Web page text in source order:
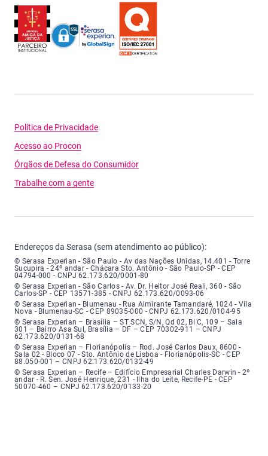
Política de Privacidade
Acesso ao Procon
Órgãos de Defesa do Consumidor
Trabalhe com a gente
Endereços da Serasa (sem atendimento ao público):
Serasa Experian - São Paulo - Endereço: Avenida das Nações Unidas,
© Serasa Experian - São Paulo - Av das Nações Unidas, 14.401 - Torre
Sucupira - 24º andar - Chácara Sto. Antônio - São Paulo-SP - CEP
04794-000 - CNPJ 62.173.620/0001-80
Serasa Experian - São Carlos - Endereço: Avenida Doutor Heitor José
© Serasa Experian - São Carlos - Av. Dr. Heitor José Reali, 360 - São
Carlos-SP - CEP 13571-385 - CNPJ 62.173.620/0093-06
Serasa Experian - Blumenau - Endereço: Rua Almirante Tamandaré,
© Serasa Experian - Blumenau - Rua Almirante Tamandaré, 1024 - Vila
Nova - Blumenau-SC - CEP 89035-000 - CNPJ 62.173.620/0104-95
Serasa Experian - Brasília, Endereço: Setor Comercial Norte, sem
© Serasa Experian – Brasília – ST SCN, S/N, Qd 02, Bl C, 109 – Sala
301 – Bairro Asa Sul, Brasília – DF – CEP 70302-911 – CNPJ
62.173.620/0131-68
Serasa Experian - Florianópolis, Endereço: Rodovia José Carlos, número
© Serasa Experian – Florianópolis – Rod. José Carlos Daux, 8600 -
Sala 02 - Bloco 07 - Sto. Antônio de Lisboa - Florianópolis-SC - CEP
88.050-001 – CNPJ 62.173.620/0132-49
Serasa Experian - Recife, Endereço: Edifício Empresarial Charles Darwin,
© Serasa Experian – Recife – Edifício Empresarial Charles Darwin - 2º
andar - R. Sen. José Henrique, 231 - Ilha do Leite, Recife-PE - CEP
50070-460 – CNPJ 62.173.620/0133-20